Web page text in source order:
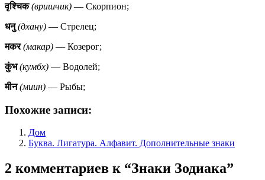
वृश्चिक (вришчик) — Скорпион;
धनु (дхану) — Стрелец;
मकर (макар) — Козерог;
कुंभ (кумбх) — Водолей;
मीन (миин) — Рыбы;
Похожие записи:
Дом
Буква. Лигатура. Алфавит. Дополнительные знаки
2 комментариев к “Знаки Зодиака”